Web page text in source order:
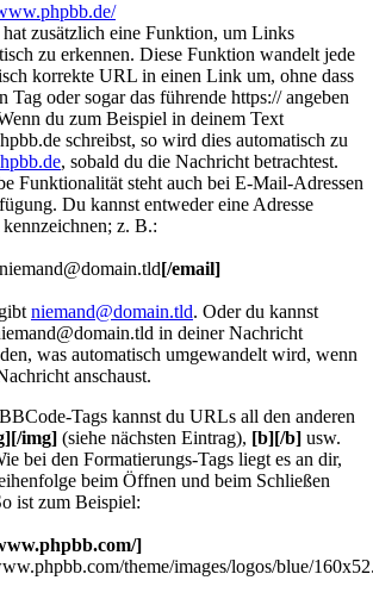
zusätzlich eine Funktion, um Links
zu erkennen. Diese Funktion wandelt jede
korrekte URL in einen Link um, ohne dass
Tag oder sogar das führende https:// angeben
du zum Beispiel in deinem Text
schreibst, so wird dies automatisch zu
, sobald du die Nachricht betrachtest.
Funktionalität steht auch bei E-Mail-Adressen
Du kannst entweder eine Adresse
z. B.:
niemand@domain.tld[/email]
niemand@domain.tld. Oder du kannst
in deiner Nachricht
was automatisch umgewandelt wird, wenn
anschaust.
Tags kannst du URLs all den anderen
img] (siehe nächsten Eintrag), [b][/b] usw.
bei den Formatierungs-Tags liegt es an dir,
beim Öffnen und beim Schließen
ist zum Beispiel:
]
theme/images/logos/blue/